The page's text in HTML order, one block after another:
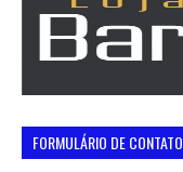
FORMULÁRIO DE CONTATO